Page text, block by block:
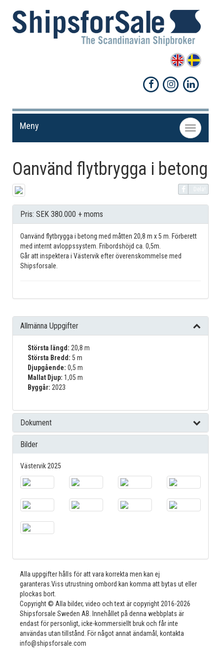
Toggle
navigation
Meny
Oanvänd flytbrygga i betong
Dela!
Pris: SEK 380.000 + moms
Oanvänd flytbrygga i betong med måtten 20,8 m x 5 m. Förberett
med internt avloppssystem. Fribordshöjd ca. 0,5m.
Går att inspektera i Västervik efter överenskommelse med
Shipsforsale.
Allmänna Uppgifter
Största längd: 20,8 m
Största Bredd: 5 m
Djupgående: 0,5 m
Mallat Djup: 1,05 m
Byggår: 2023
Dokument
Bilder
Västervik 2025
Alla uppgifter hålls för att vara korrekta men kan ej
garanteras.Viss utrustning ombord kan komma att bytas ut eller
plockas bort.
Copyright © Alla bilder, video och text är copyright 2016-2026
Shipsforsale Sweden AB. Innehållet på denna webbplats är
endast för personligt, icke-kommersiellt bruk och får inte
användas utan tillstånd. För något annat ändamål, kontakta
info@shipsforsale.com